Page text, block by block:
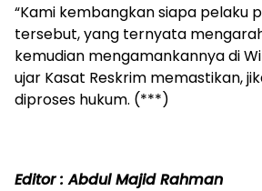
“Kami kembangkan siapa pelaku
tersebut, yang ternyata mengarah
kemudian mengamankannya di
ujar Kasat Reskrim memastikan,
diproses hukum. (***)
Editor : Abdul Majid Rahman